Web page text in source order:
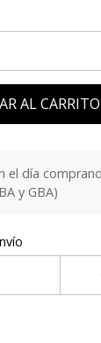
AL CARRITO
el día
y GBA)